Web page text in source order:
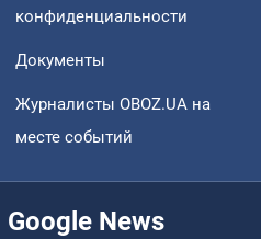
конфиденциальности
Документы
Журналисты OBOZ.UA на
месте событий
Google News